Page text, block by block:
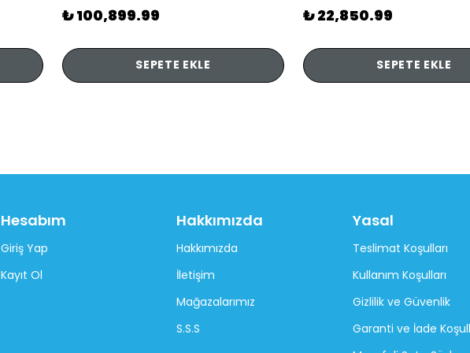
₺ 100,899.99
SEPETE EKLE
₺ 22,850.99
SEPETE EKLE
Hesabım
Giriş Yap
Kayıt Ol
Hakkımızda
Hakkımızda
İletişim
Mağazalarımız
S.S.S
Yasal
Teslimat Koşulları
Kullanım Koşulları
Gizlilik ve Güvenlik
Garanti ve İade